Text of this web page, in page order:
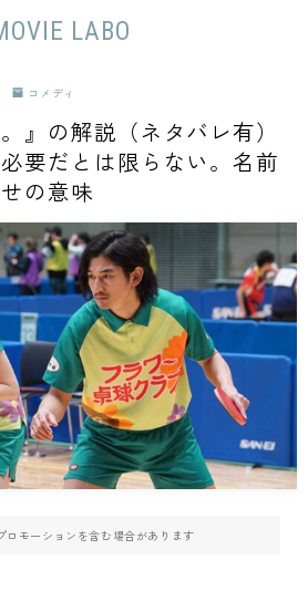
LABO
コメディ
』の解説（ネタバレ有）
要だとは限らない。名前
の意味
ロモーションを含む場合があります